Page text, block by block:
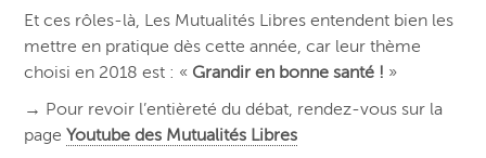
Et ces rôles-là, Les Mutualités Libres entendent bien les
mettre en pratique dès cette année, car leur thème
choisi en 2018 est : « Grandir en bonne santé ! »
→ Pour revoir l’entièreté du débat, rendez-vous sur la
pageYoutube des Mutualités Libres